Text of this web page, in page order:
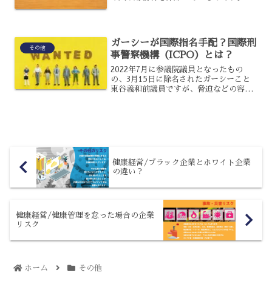
う意見も出ているのです。...
その他
ガーシーが国際指名手配？国際刑
事警察機構（ICPO）とは？
2022年7月に参議院議員となったもの
の、3月15日に除名されたガーシーこと
東谷義和前議員ですが、脅迫などの容疑
健康経営/ブラック企業とホワイト企業
の違い？
健康経営/健康管理を怠った場合の企業
リスク
ホーム その他